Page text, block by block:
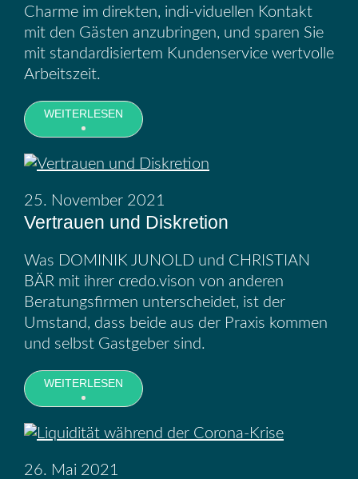
Charme im direkten, indi-viduellen Kontakt
mit den Gästen anzubringen, und sparen Sie
mit standardisiertem Kundenservice wertvolle
Arbeitszeit.
WEITERLESEN
25. November 2021
Vertrauen und Diskretion
Was DOMINIK JUNOLD und CHRISTIAN
BÄR mit ihrer credo.vison von anderen
Beratungsfirmen unterscheidet, ist der
Umstand, dass beide aus der Praxis kommen
und selbst Gastgeber sind.
WEITERLESEN
26. Mai 2021